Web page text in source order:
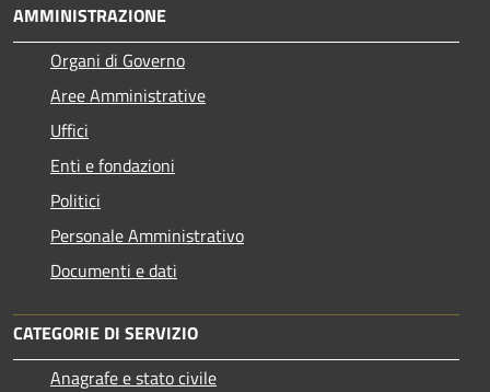
AMMINISTRAZIONE
Organi di Governo
Aree Amministrative
Uffici
Enti e fondazioni
Politici
Personale Amministrativo
Documenti e dati
CATEGORIE DI SERVIZIO
Anagrafe e stato civile